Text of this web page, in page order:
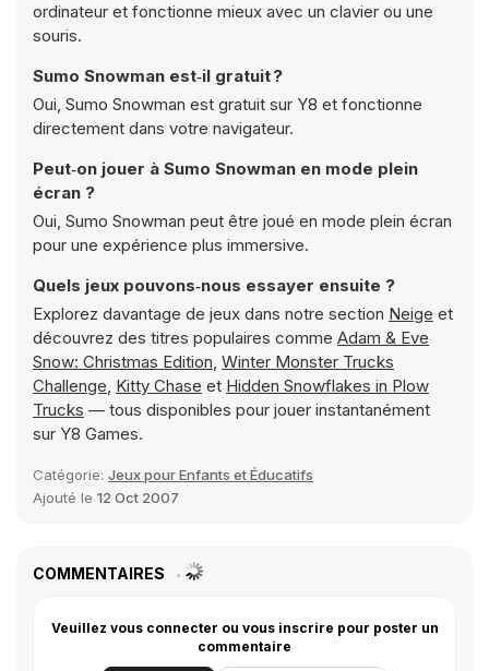
ordinateur et fonctionne mieux avec un clavier ou une
souris.
Sumo Snowman est‑il gratuit ?
Oui, Sumo Snowman est gratuit sur Y8 et fonctionne
directement dans votre navigateur.
Peut‑on jouer à Sumo Snowman en mode plein
écran ?
Oui, Sumo Snowman peut être joué en mode plein écran
pour une expérience plus immersive.
Quels jeux pouvons‑nous essayer ensuite ?
Explorez davantage de jeux dans notre section Neige et
découvrez des titres populaires comme Adam & Eve
Snow: Christmas Edition, Winter Monster Trucks
Challenge, Kitty Chase et Hidden Snowflakes in Plow
Trucks — tous disponibles pour jouer instantanément
sur Y8 Games.
Catégorie: Jeux pour Enfants et Éducatifs
Ajouté le 12 Oct 2007
COMMENTAIRES
Veuillez vous connecter ou vous inscrire pour poster un
commentaire